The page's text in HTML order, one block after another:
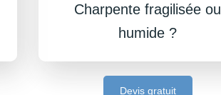
Charpente fragilisée ou
humide ?
Devis gratuit